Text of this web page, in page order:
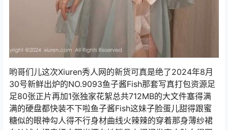
哟哥们儿这次Xiuren秀人网的新货可真是绝了2024年8月
30号新鲜出炉的NO.9093鱼子酱Fish那套写真打包资源足
足80张正片再加1张独家花絮总共712MB的大文件塞得满
满的硬盘都快装不下啦鱼子酱Fish这妹子脸蛋儿甜得跟蜜
糖似的眼神勾人得不行身材曲线火辣辣的穿着那身薄纱裙